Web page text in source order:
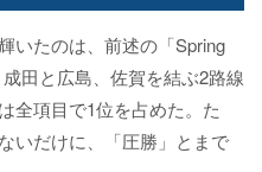
いたのは、前述の「Spring
田と広島、佐賀を結ぶ2路線
全項目で1位を占めた。た
いだけに、「圧勝」とまで